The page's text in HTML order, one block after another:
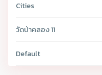
Cities
วัดป่าคลอง 11
Default